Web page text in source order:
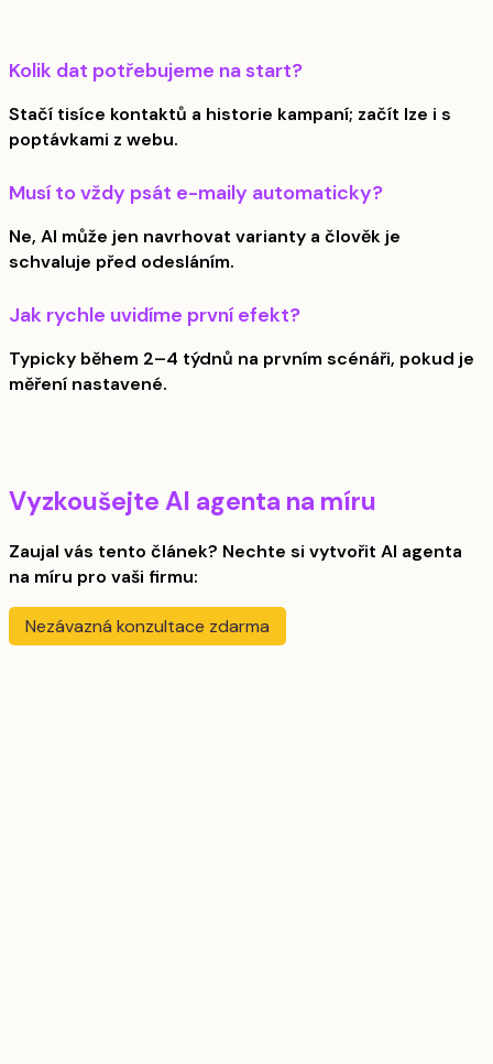
Kolik dat potřebujeme na start?
Stačí tisíce kontaktů a historie kampaní; začít lze i s
poptávkami z webu.
Musí to vždy psát e-maily automaticky?
Ne, AI může jen navrhovat varianty a člověk je
schvaluje před odesláním.
Jak rychle uvidíme první efekt?
Typicky během 2–4 týdnů na prvním scénáři, pokud je
měření nastavené.
Vyzkoušejte AI agenta na míru
Zaujal vás tento článek? Nechte si vytvořit AI agenta
na míru pro vaši firmu:
Nezávazná konzultace zdarma